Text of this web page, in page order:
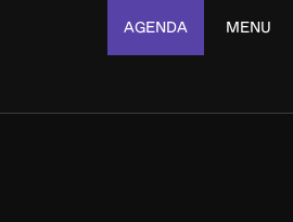
AGENDA MENU